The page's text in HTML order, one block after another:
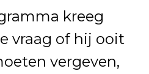
kreeg
vraag of hij ooit
vergeven,